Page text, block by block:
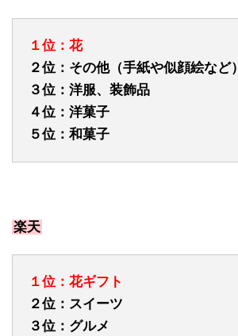
１位：花
２位：その他（手紙や似顔絵など）
３位：洋服、装飾品
４位：洋菓子
５位：和菓子
楽天
１位：花ギフト
２位：スイーツ
３位：グルメ